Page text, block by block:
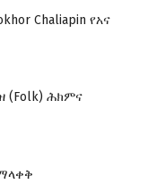
Chaliapin የአና
(Folk) ሕክምና